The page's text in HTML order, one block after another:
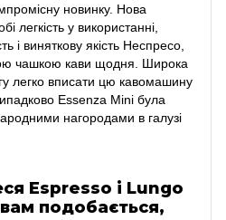
новинку. Нова
легкість у використанні,
і виняткову якість Неспресо,
чашкою кави щодня. Широка
легко вписати цю кавомашину
Essenza Mini була
нагородами в галузі
Espresso і Lungo
подобається,